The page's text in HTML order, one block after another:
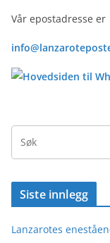
Vår epostadresse er
Siste innlegg
Lanzarotes